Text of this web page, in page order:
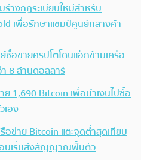
ร่างกฎระเบียบใหม่สำหรับ
เพื่อรักษาแชมป์ศูนย์กลางค้า
ซื้อขายคริปโตโดนแฮ็กข้ามเครือ
8 ล้านดอลลาร์
ย 1,690 Bitcoin เพื่อนำเงินไปซื้อ
อง
อข่าย Bitcoin แตะจุดต่ำสุดเทียบ
อนเริ่มส่งสัญญาณฟื้นตัว